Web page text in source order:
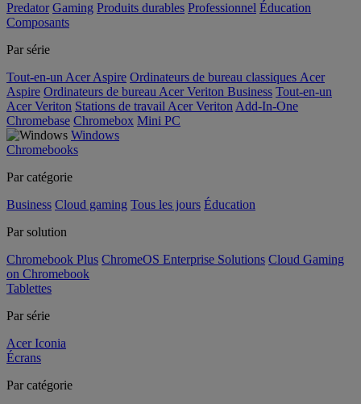
Predator Gaming Produits durables Professionnel Éducation
Composants
Par série
Tout-en-un Acer Aspire Ordinateurs de bureau classiques Acer
Aspire Ordinateurs de bureau Acer Veriton Business Tout-en-un
Acer Veriton Stations de travail Acer Veriton Add-In-One
Chromebase Chromebox Mini PC
Windows
Chromebooks
Par catégorie
Business Cloud gaming Tous les jours Éducation
Par solution
Chromebook Plus ChromeOS Enterprise Solutions Cloud Gaming
on Chromebook
Tablettes
Par série
Acer Iconia
Écrans
Par catégorie